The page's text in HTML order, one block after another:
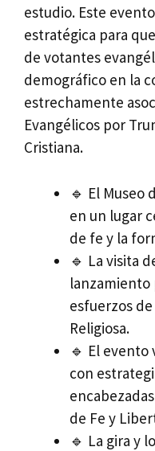
estudio. Este
estratégica para
de votantes
demográfico en la
estrechamente
Evangélicos por
Cristiana.
🔹 El Museo
en un lugar
de fe y la
🔹 La visita
esfuerzos
Religiosa.
🔹 El evento
con
de Fe y
🔹 La gira y